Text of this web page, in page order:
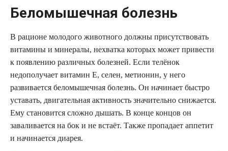
Беломышечная болезнь
В рационе молодого животного должны присутствовать
витамины и минералы, нехватка которых может привести
к появлению различных болезней. Если телёнок
недополучает витамин Е, селен, метионин, у него
развивается беломышечная болезнь. Он начинает быстро
уставать, двигательная активность значительно снижается.
Ему становится сложно дышать. В конце концов он
заваливается на бок и не встаёт. Также пропадает аппетит
и начинается диарея.